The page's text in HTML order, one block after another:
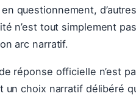
questionnement,
n’est tout simplement
arc narratif.
réponse officielle n’est
un choix narratif délibéré